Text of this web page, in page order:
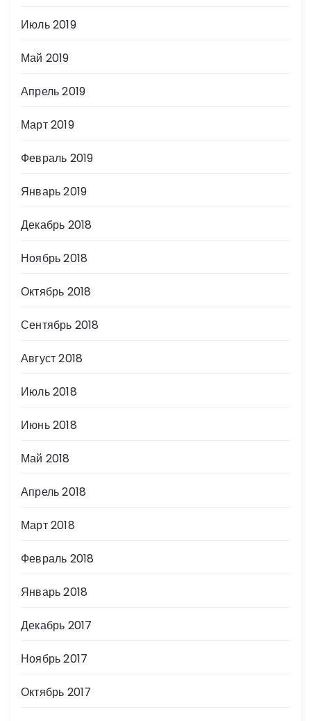
Июль 2019
Май 2019
Апрель 2019
Март 2019
Февраль 2019
Январь 2019
Декабрь 2018
Ноябрь 2018
Октябрь 2018
Сентябрь 2018
Август 2018
Июль 2018
Июнь 2018
Май 2018
Апрель 2018
Март 2018
Февраль 2018
Январь 2018
Декабрь 2017
Ноябрь 2017
Октябрь 2017